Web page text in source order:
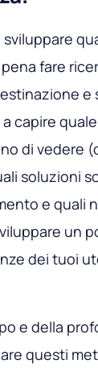
sviluppare
fare
e
capire
di vedere
soluzioni
e quali
un
dei tuoi
e della
questi